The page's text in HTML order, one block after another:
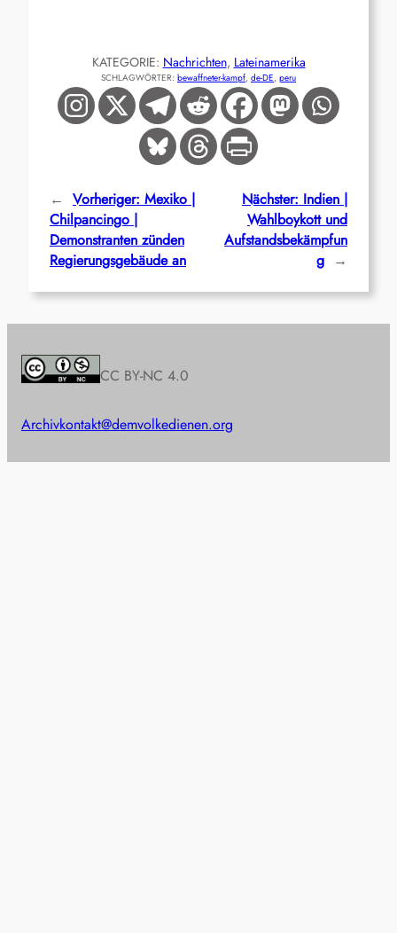
KATEGORIE: Nachrichten, Lateinamerika
SCHLAGWÖRTER: bewaffneter-kampf, de-DE, peru
← Vorheriger: Mexiko |
Chilpancingo |
Demonstranten zünden
Regierungsgebäude an
Nächster: Indien |
Wahlboykott und
Aufstandsbekämpfun
g →
CC BY-NC 4.0
Archivkontakt@demvolkedienen.org